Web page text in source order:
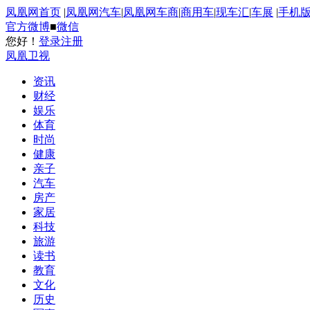
凤凰网首页 |凤凰网汽车|凤凰网车商|商用车|现车汇|车展 |手机版
官方微博■微信
您好！ 登录注册
凤凰卫视
资讯
财经
娱乐
体育
时尚
健康
亲子
汽车
房产
家居
科技
旅游
读书
教育
文化
历史